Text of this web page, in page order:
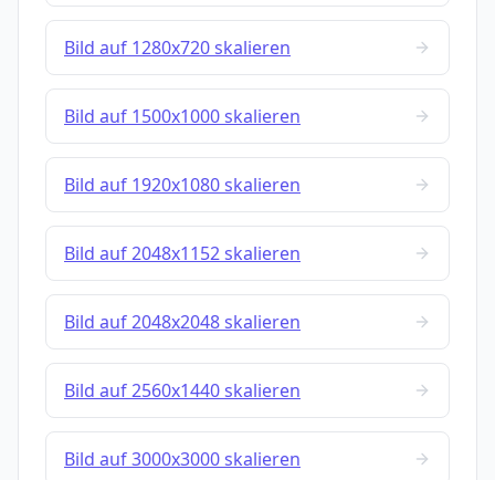
Bild auf 1280x720 skalieren
Bild auf 1500x1000 skalieren
Bild auf 1920x1080 skalieren
Bild auf 2048x1152 skalieren
Bild auf 2048x2048 skalieren
Bild auf 2560x1440 skalieren
Bild auf 3000x3000 skalieren